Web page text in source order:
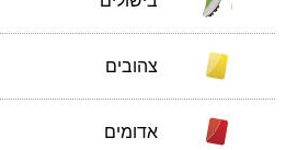
צהובים
אדומים